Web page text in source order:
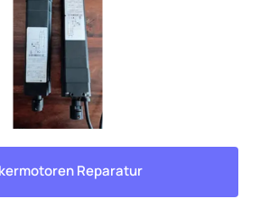
Reparatur